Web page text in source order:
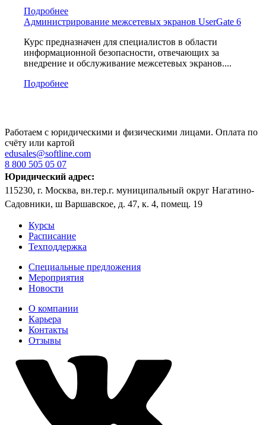
Подробнее
Администрирование межсетевых экранов UserGate 6
Курс предназначен для специалистов в области
информационной безопасности, отвечающих за
внедрение и обслуживание межсетевых экранов....
Подробнее
Работаем с юридическими и физическими лицами. Оплата по
счёту или картой
edusales@softline.com
8 800 505 05 07
Юридический адрес:
115230, г. Москва, вн.тер.г. муниципальный округ Нагатино-
Садовники, ш Варшавское, д. 47, к. 4, помещ. 19
Курсы
Расписание
Техподдержка
Специальные предложения
Мероприятия
Новости
О компании
Карьера
Контакты
Отзывы